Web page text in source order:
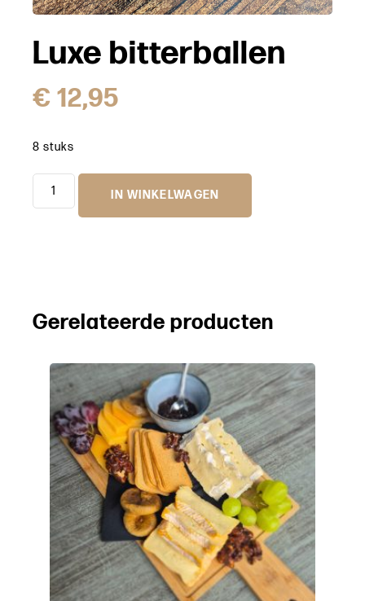
Luxe bitterballen
€ 12,95
8 stuks
IN WINKELWAGEN
Gerelateerde producten